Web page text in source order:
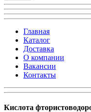
Главная
Каталог
Доставка
О компании
Вакансии
Контакты
Кислота